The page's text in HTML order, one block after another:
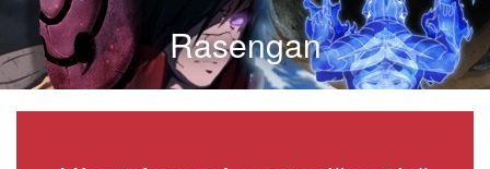
Rasengan